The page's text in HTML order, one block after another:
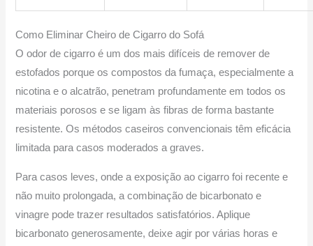
Como Eliminar Cheiro de Cigarro do Sofá
O odor de cigarro é um dos mais difíceis de remover de
estofados porque os compostos da fumaça, especialmente a
nicotina e o alcatrão, penetram profundamente em todos os
materiais porosos e se ligam às fibras de forma bastante
resistente. Os métodos caseiros convencionais têm eficácia
limitada para casos moderados a graves.
Para casos leves, onde a exposição ao cigarro foi recente e
não muito prolongada, a combinação de bicarbonato e
vinagre pode trazer resultados satisfatórios. Aplique
bicarbonato generosamente, deixe agir por várias horas e